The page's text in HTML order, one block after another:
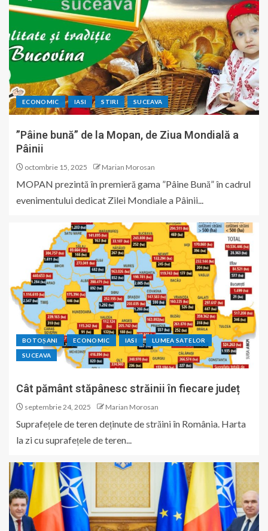
ECONOMIC IASI STIRI SUCEAVA
”Pâine bună” de la Mopan, de Ziua Mondială a
Pâinii
octombrie 15, 2025 Marian Morosan
MOPAN prezintă în premieră gama ”Pâine Bună” în cadrul
evenimentului dedicat Zilei Mondiale a Pâinii...
BOTOȘANI ECONOMIC IASI LUMEA SATELOR
SUCEAVA
Cât pământ stăpânesc străinii în fiecare județ
septembrie 24, 2025 Marian Morosan
Suprafețele de teren deținute de străini în România. Harta
la zi cu suprafețele de teren...